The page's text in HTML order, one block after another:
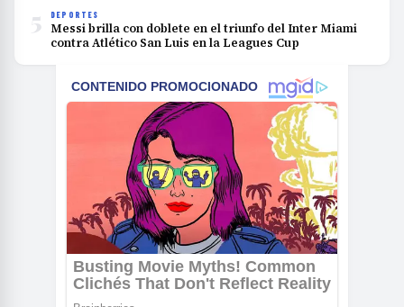
5 DEPORTES
Messi brilla con doblete en el triunfo del Inter Miami
contra Atlético San Luis en la Leagues Cup